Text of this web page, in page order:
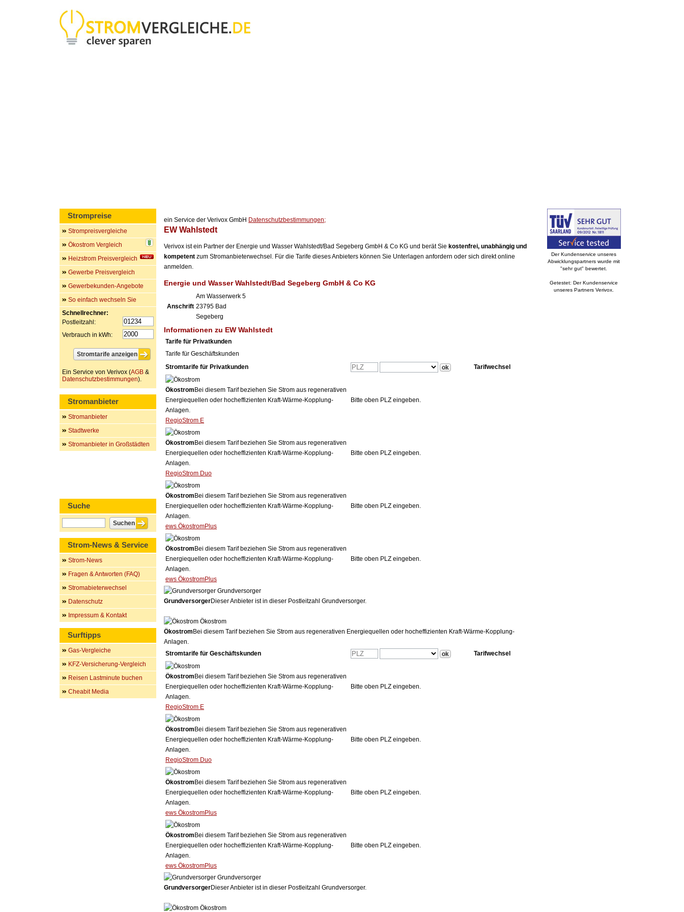
ein Service der Verivox GmbH Datenschutzbestimmungen;
EW Wahlstedt
Verivox ist ein Partner der Energie und Wasser Wahlstedt/Bad Segeberg GmbH & Co KG und berät Sie kostenfrei, unabhängig und
kompetent zum Stromanbieterwechsel. Für die Tarife dieses Anbieters können Sie Unterlagen anfordern oder sich direkt online
anmelden.
Energie und Wasser Wahlstedt/Bad Segeberg GmbH & Co KG
Anschrift
Am Wasserwerk 5
23795 Bad
Segeberg
Informationen zu EW Wahlstedt
Tarife für Privatkunden
Tarife für Geschäftskunden
Stromtarife für Privatkunden
Tarifwechsel
Ökostrom Bei diesem Tarif beziehen Sie Strom aus regenerativen
Energiequellen oder hocheffizienten Kraft-Wärme-Kopplung-
Anlagen.
RegioStrom E
Bitte oben PLZ eingeben.
Ökostrom Bei diesem Tarif beziehen Sie Strom aus regenerativen
Energiequellen oder hocheffizienten Kraft-Wärme-Kopplung-
Anlagen.
RegioStrom Duo
Bitte oben PLZ eingeben.
Ökostrom Bei diesem Tarif beziehen Sie Strom aus regenerativen
Energiequellen oder hocheffizienten Kraft-Wärme-Kopplung-
Anlagen.
ews ÖkostromPlus
Bitte oben PLZ eingeben.
Ökostrom Bei diesem Tarif beziehen Sie Strom aus regenerativen
Energiequellen oder hocheffizienten Kraft-Wärme-Kopplung-
Anlagen.
ews ÖkostromPlus
Bitte oben PLZ eingeben.
Grundversorger
GrundversorgerDieser Anbieter ist in dieser Postleitzahl Grundversorger.
Ökostrom
Ökostrom Bei diesem Tarif beziehen Sie Strom aus regenerativen Energiequellen oder hocheffizienten Kraft-Wärme-Kopplung-
Anlagen.
Stromtarife für Geschäftskunden
Tarifwechsel
Ökostrom Bei diesem Tarif beziehen Sie Strom aus regenerativen
Energiequellen oder hocheffizienten Kraft-Wärme-Kopplung-
Anlagen.
RegioStrom E
Bitte oben PLZ eingeben.
Ökostrom Bei diesem Tarif beziehen Sie Strom aus regenerativen
Energiequellen oder hocheffizienten Kraft-Wärme-Kopplung-
Anlagen.
RegioStrom Duo
Bitte oben PLZ eingeben.
Ökostrom Bei diesem Tarif beziehen Sie Strom aus regenerativen
Energiequellen oder hocheffizienten Kraft-Wärme-Kopplung-
Anlagen.
ews ÖkostromPlus
Bitte oben PLZ eingeben.
Ökostrom Bei diesem Tarif beziehen Sie Strom aus regenerativen
Energiequellen oder hocheffizienten Kraft-Wärme-Kopplung-
Anlagen.
ews ÖkostromPlus
Bitte oben PLZ eingeben.
Grundversorger
GrundversorgerDieser Anbieter ist in dieser Postleitzahl Grundversorger.
Ökostrom
Strompreise
Strompreisvergleiche
Ökostrom Vergleich
Heizstrom Preisvergleich
Gewerbe Preisvergleich
Gewerbekunden-Angebote
So einfach wechseln Sie
Schnellrechner:
Postleitzahl:
Verbrauch in kWh:
Ein Service von Verivox (AGB &
Datenschutzbestimmungen).
Stromanbieter
Stromanbieter
Stadtwerke
Stromanbieter in Großstädten
Suche
Strom-News & Service
Strom-News
Fragen & Antworten (FAQ)
Stromabieterwechsel
Datenschutz
Impressum & Kontakt
Surftipps
Gas-Vergleiche
KFZ-Versicherung-Vergleich
Reisen Lastminute buchen
Cheabit Media
Der Kundenservice unseres
Abwicklungspartners wurde mit
"sehr gut" bewertet.
Getestet: Der Kundenservice
unseres Partners Verivox.